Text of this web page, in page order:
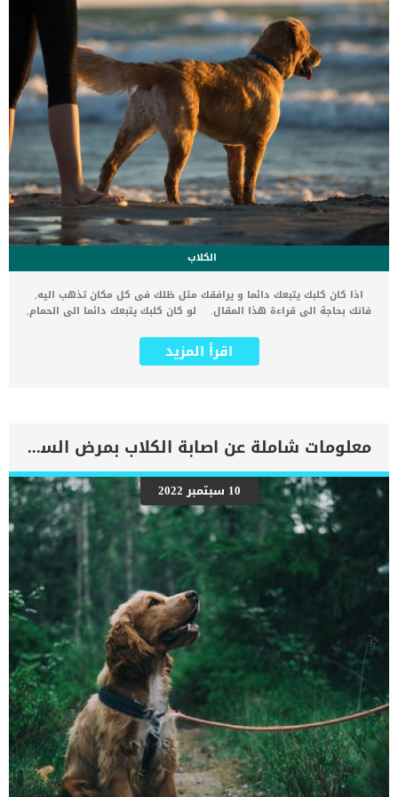
الكلاب
اذا كان كلبك يتبعك دائما و يرافقك مثل ظلك فى كل مكان تذهب اليه,
فانك بحاجة الى قراءة هذا المقال. لو كان كلبك يتبعك دائما الى الحمام,
ويعطيك شعور بالونس ولكن بعد ذلك من الممكن ان يزعجك. هل اتباع
كلبك الدائم لك قد يكون وراءه سبب مقلق, ام انه طبع عام فى الكلاب ؟
اتباعه لك كرسالة يقول لك “انا هنا اهتم بى”. كما تعتبرنا الكلاب حماية
لها و ملجأ عندما تخاف او تقلق من الغرباء او الاصوات المزعجة. اقرا
ايضا:الوسواس القهرى عند الكلاب لماذا كلبك يتبعك دائما انت ولا احد
غيرك ؟ دليلا على حب كلبك لك وانك الشخص الوحيد الذى يحقق له كل
مطالبه, فانت من تقدم له الطعام والشراب وتجهز له الفراش وتحقق له
الرفاهية وجلسات العناية والتمشية والرياضية. كما قد يزعجك اتباع كلبك
لك حتى فى الحمام, ولكن الكلاب تفضل الذهاب للحمام لانه اكثر مكان
تفوح منه روائح أفراد […]
اقرأ المزيد
معلومات شاملة عن اصابة الكلاب بمرض السكر
10 سبتمبر 2022